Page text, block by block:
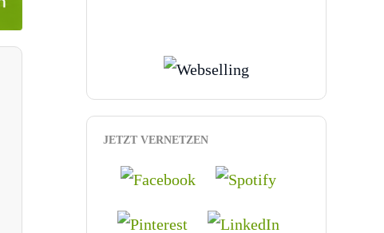
JETZT VERNETZEN